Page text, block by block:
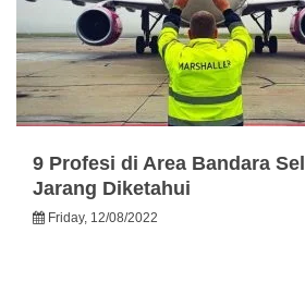
9 Profesi di Area Bandara
Jarang Diketahui
Friday, 12/08/2022